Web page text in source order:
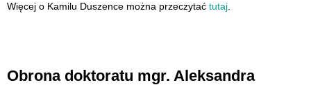
Więcej o Kamilu Duszence można przeczytać tutaj
Obrona doktoratu mgr. Aleksandra